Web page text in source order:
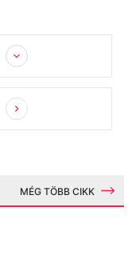
MÉG TÖBB CIKK